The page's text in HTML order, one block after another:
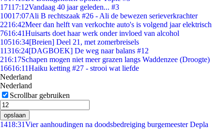
17117:12Vandaag 40 jaar geleden... #3
10017:07Ali B rechtszaak #26 - Ali de bewezen serieverkrachter
2216:42Meer dan helft van verkochte auto's is volgend jaar elektrisch
7616:41Huisarts doet haar werk onder invloed van alcohol
10516:34[Breien] Deel 21, met zomerbreisels
11316:24[DAGBOEK] De weg naar balans #12
216:17Schapen mogen niet meer grazen langs Waddenzee (Droogte)
16616:11Haiku ketting #27 - strooi wat liefde
Nederland
Nederland
Scrollbar gebruiken
opslaan
1418:31Vier aanhoudingen na doodsbedreiging burgemeester Depla